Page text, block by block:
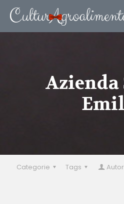
Azienda
Categorie Tags